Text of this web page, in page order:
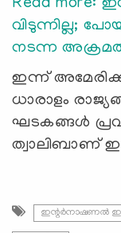
Read more:
വിടുന്നില്ല;
നടന്ന
ഇന്ന്
ധാരാളം
ഘടകങ്ങൾ
ത്വാലിബാണ്
ഇന്റർനാഷണൽ